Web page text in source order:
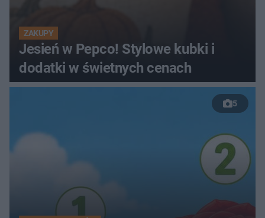
ZAKUPY
Jesień w Pepco! Stylowe kubki i
dodatki w świetnych cenach
5